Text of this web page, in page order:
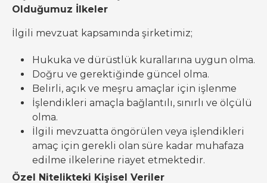
Olduğumuz İlkeler
İlgili mevzuat kapsamında şirketimiz;
Hukuka ve dürüstlük kurallarına uygun olma.
Doğru ve gerektiğinde güncel olma.
Belirli, açık ve meşru amaçlar için işlenme
İşlendikleri amaçla bağlantılı, sınırlı ve ölçülü
olma.
İlgili mevzuatta öngörülen veya işlendikleri
amaç için gerekli olan süre kadar muhafaza
edilme ilkelerine riayet etmektedir.
Özel Nitelikteki Kişisel Veriler